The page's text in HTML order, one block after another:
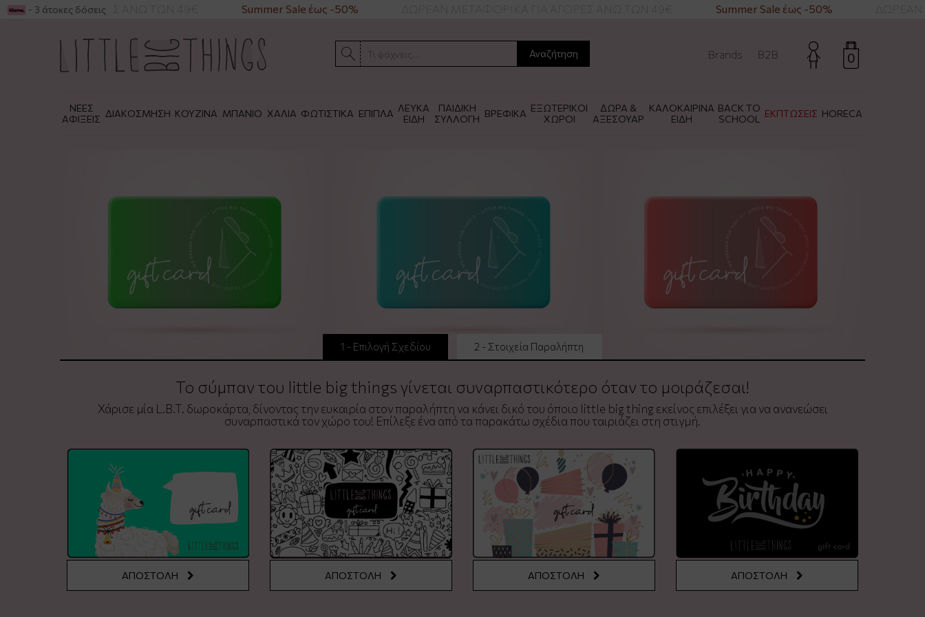
ΓΙΑ ΑΓΟΡΕΣ ΑΝΩ ΤΩΝ 49€ Summer Sale έως -50% ΔΩΡΕΑΝ ΜΕΤΑΦΟΡΙΚΑ ΓΙΑ ΑΓΟΡΕΣ ΑΝΩ ΤΩΝ 49€ Summer Sale έως -50% ΔΩΡΕΑΝ
- 3 άτοκες δόσεις
Αναζήτηση 0
Brands B2B
ΝΕΕΣ
ΑΦΙΞΕΙΣ ΔΙΑΚΟΣΜΗΣΗ ΚΟΥΖΙΝΑ ΜΠΑΝΙΟ ΧΑΛΙΑ ΦΩΤΙΣΤΙΚΑ ΕΠΙΠΛΑ ΛΕΥΚΑ
ΕΙΔΗ
ΠΑΙΔΙΚΗ
ΣΥΛΛΟΓΗ ΒΡΕΦΙΚΑ ΕΞΩΤΕΡΙΚΟΙ
ΧΩΡΟΙ
ΔΩΡΑ &
ΑΞΕΣΟΥΑΡ
ΚΑΛΟΚΑΙΡΙΝΑ
ΕΙΔΗ
BACK TO
SCHOOL
ΕΚΠΤΩΣΕΙΣ HORECA
1 - Επιλογή Σχεδίου 2 - Στοιχεία Παραλήπτη
Το σύμπαν του little big things γίνεται συναρπαστικότερο όταν το μοιράζεσαι!
Χάρισε μία L.B.T. δωροκάρτα, δίνοντας την ευκαιρία στον παραλήπτη να κάνει δικό του όποιο little big thing εκείνος επιλέξει για να ανανεώσει
συναρπαστικά τον χώρο του! Επίλεξε ένα από τα παρακάτω σχέδια που ταιριάζει στη στιγμή.
ΑΠΟΣΤΟΛΗ ΑΠΟΣΤΟΛΗ ΑΠΟΣΤΟΛΗ ΑΠΟΣΤΟΛΗ